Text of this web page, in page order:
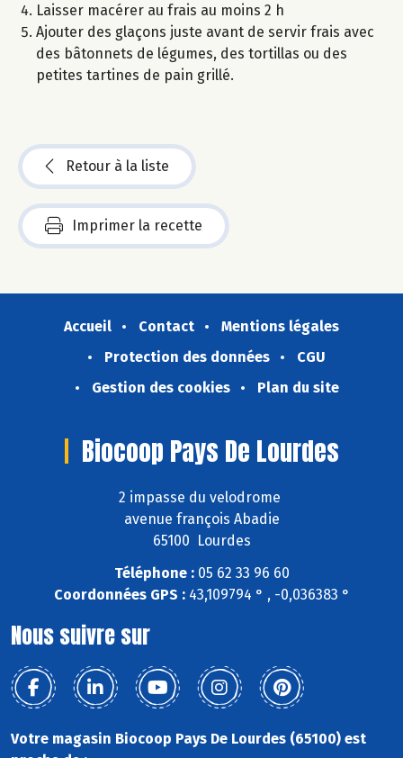
Laisser macérer au frais au moins 2 h
Ajouter des glaçons juste avant de servir frais avec
des bâtonnets de légumes, des tortillas ou des
petites tartines de pain grillé.
Retour à la liste
Imprimer la recette
Accueil Contact
Mentions légales
Protection des données
CGU
Gestion des cookies
Plan du site
Biocoop Pays De Lourdes
2 impasse du velodrome
avenue françois Abadie
65100 Lourdes
Téléphone :05 62 33 96 60
Coordonnées GPS :43,109794 ° , -0,036383 °
Nous suivre sur
Votre magasin Biocoop Pays De Lourdes (65100) est